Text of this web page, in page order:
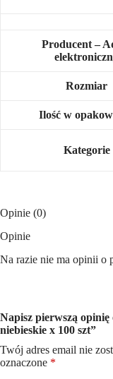
Producent –
Rozmiar
Ilość w
Kategorie
Opinie (0)
Opinie
Na razie nie ma opinii o
Napisz pierwszą
niebieskie x 100 szt”
Twój adres email nie
oznaczone *